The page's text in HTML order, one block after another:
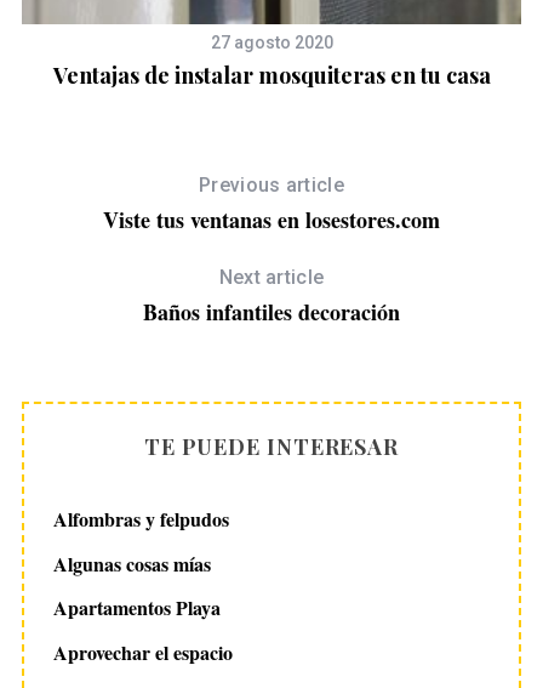
27 agosto 2020
Ventajas de instalar mosquiteras en tu casa
Previous article
Viste tus ventanas en losestores.com
Next article
Baños infantiles decoración
TE PUEDE INTERESAR
Alfombras y felpudos
Algunas cosas mías
Apartamentos Playa
Aprovechar el espacio